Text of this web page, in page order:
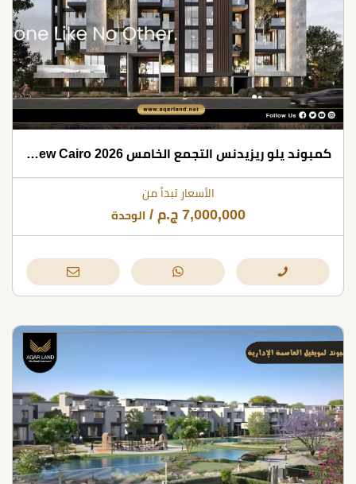
كمبوند يلو ريزيدنس التجمع الخامس 2026 Compound Yellow Residence New Cairo
الأسعار تبدأ من
7,000,000 ج.م / الوحدة